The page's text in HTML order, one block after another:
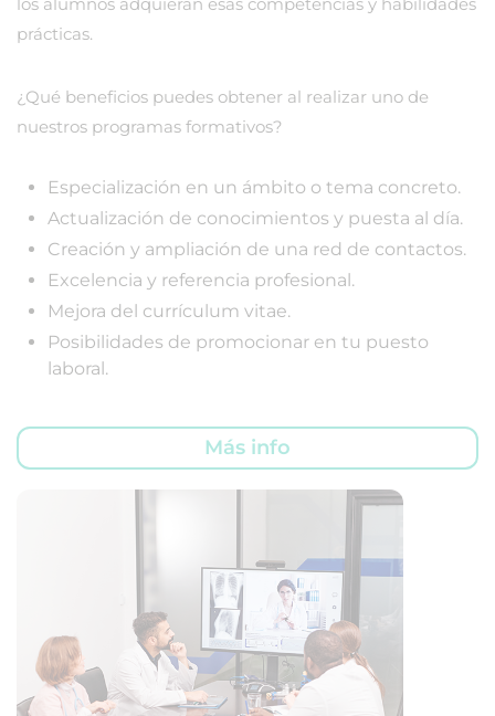
prácticas.
¿Qué beneficios puedes obtener al realizar uno de
nuestros programas formativos?
Especialización en un ámbito o tema concreto.
Actualización de conocimientos y puesta al día.
Creación y ampliación de una red de contactos.
Excelencia y referencia profesional.
Mejora del currículum vitae.
Posibilidades de promocionar en tu puesto
laboral.
Más info